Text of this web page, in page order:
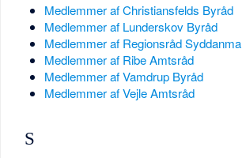
Medlemmer af Christiansfelds Byråd
Medlemmer af Lunderskov Byråd
Medlemmer af Regionsråd
Medlemmer af Ribe Amtsråd
Medlemmer af Vamdrup Byråd
Medlemmer af Vejle Amtsråd
S